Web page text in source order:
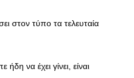
στον τύπο τα τελευταία
να έχει γίνει, είναι